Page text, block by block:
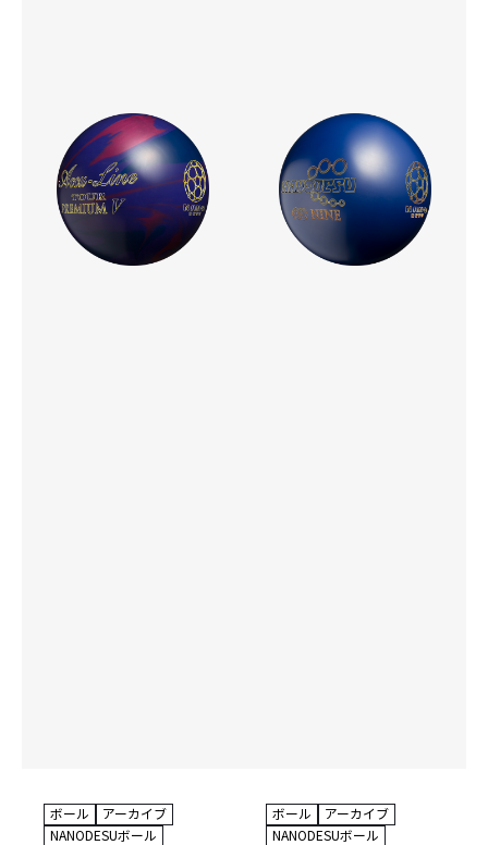
ボール
アーカイブ
NANODESUボール
ボール
アーカイブ
NANODESUボール